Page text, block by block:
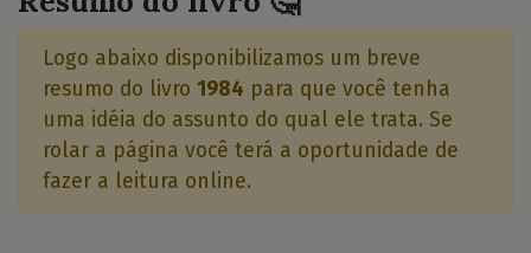
Logo abaixo disponibilizamos um breve
resumo do livro 1984 para que você tenha
uma idéia do assunto do qual ele trata. Se
rolar a página você terá a oportunidade de
fazer a leitura online.